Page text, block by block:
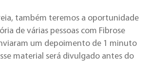
também teremos a oportunidade
de várias pessoas com Fibrose
um depoimento de 1 minuto
material será divulgado antes do